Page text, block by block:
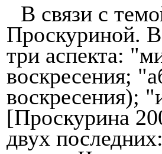
В связи с
Проскуриной.
три аспекта:
воскресения;
воскресения);
[Проскурина
двух